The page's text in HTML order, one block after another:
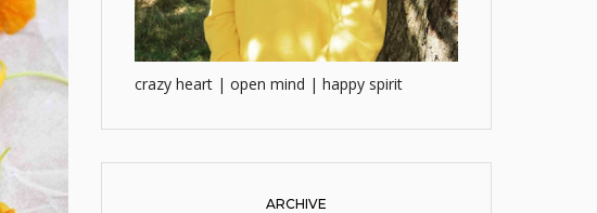
crazy heart | open mind | happy spirit
ARCHIVE